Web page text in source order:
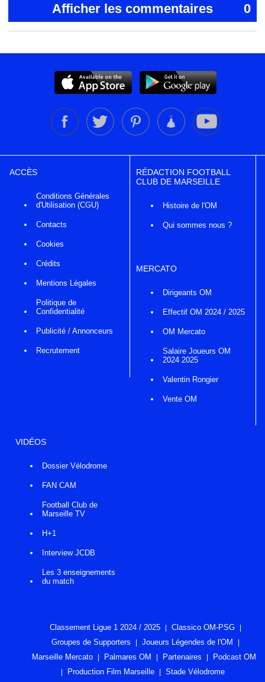
Afficher les commentaires 0
ACCÈS
Conditions Générales
d'Utilisation (CGU)
Contacts
Cookies
Crédits
Mentions Légales
Politique de
Confidentialité
Publicité / Annonceurs
Recrutement
RÉDACTION FOOTBALL
CLUB DE MARSEILLE
Histoire de l'OM
Qui sommes nous ?
MERCATO
Dirigeants OM
Effectif OM 2024 / 2025
OM Mercato
Salaire Joueurs OM
2024 2025
Valentin Rongier
Vente OM
VIDÉOS
Dossier Vélodrome
FAN CAM
Football Club de
Marseille TV
H+1
Interview JCDB
Les 3 enseignements
du match
Classement Ligue 1 2024 / 2025
Classico OM-PSG
Groupes de Supporters
Joueurs Légendes de l'OM
Marseille Mercato
Palmares OM Partenaires
Podcast OM
Production Film Marseille
Stade Vélodrome